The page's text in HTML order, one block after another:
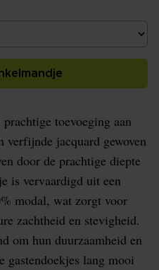
toevoeging aan
jacquard gewoven
door de prachtige diepte
is vervaardigd uit een
modal, wat zorgt voor
zachtheid en stevigheid.
om hun duurzaamheid en
gastendoekjes lang mooi